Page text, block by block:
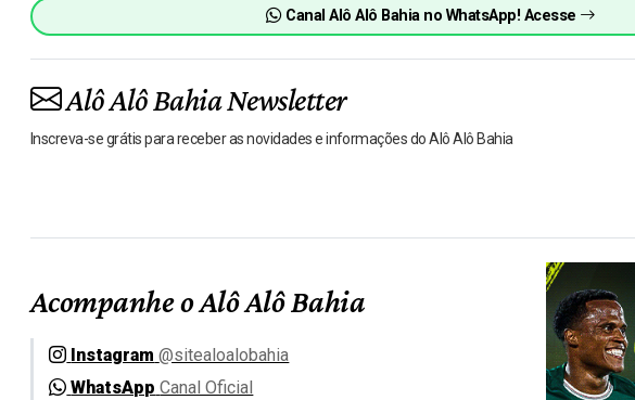
Canal Alô Alô Bahia no WhatsApp! Acesse
Alô Alô Bahia Newsletter
Inscreva-se grátis para receber as novidades e informações do Alô Alô Bahia
Acompanhe o Alô Alô Bahia
Instagram @sitealoalobahia
WhatsApp Canal Oficial